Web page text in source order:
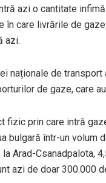
azi o cantitate
în care livrările de
azi.
naționale de
de gaze, care
fizic prin care intră
bulgară într-un volum
la Arad-Csanadpalota,
azi de doar 300.000